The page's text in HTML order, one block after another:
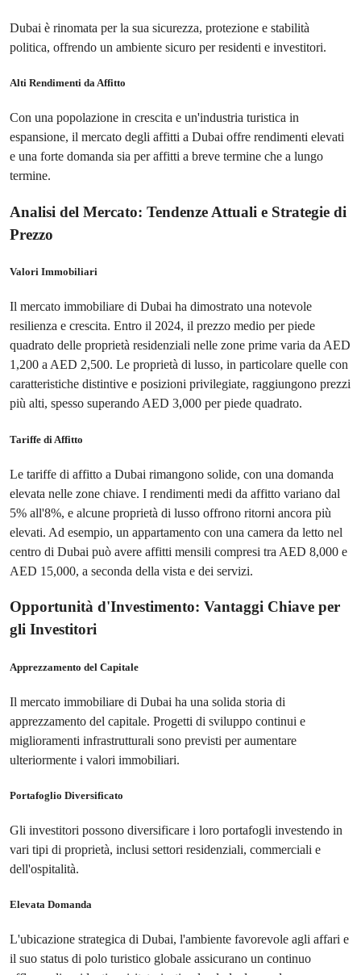
Dubai è rinomata per la sua sicurezza, protezione e stabilità
politica, offrendo un ambiente sicuro per residenti e investitori.
Alti Rendimenti da Affitto
Con una popolazione in crescita e un'industria turistica in
espansione, il mercato degli affitti a Dubai offre rendimenti elevati
e una forte domanda sia per affitti a breve termine che a lungo
termine.
Analisi del Mercato: Tendenze Attuali e Strategie di
Prezzo
Valori Immobiliari
Il mercato immobiliare di Dubai ha dimostrato una notevole
resilienza e crescita. Entro il 2024, il prezzo medio per piede
quadrato delle proprietà residenziali nelle zone prime varia da AED
1,200 a AED 2,500. Le proprietà di lusso, in particolare quelle con
caratteristiche distintive e posizioni privilegiate, raggiungono prezzi
più alti, spesso superando AED 3,000 per piede quadrato.
Tariffe di Affitto
Le tariffe di affitto a Dubai rimangono solide, con una domanda
elevata nelle zone chiave. I rendimenti medi da affitto variano dal
5% all'8%, e alcune proprietà di lusso offrono ritorni ancora più
elevati. Ad esempio, un appartamento con una camera da letto nel
centro di Dubai può avere affitti mensili compresi tra AED 8,000 e
AED 15,000, a seconda della vista e dei servizi.
Opportunità d'Investimento: Vantaggi Chiave per
gli Investitori
Apprezzamento del Capitale
Il mercato immobiliare di Dubai ha una solida storia di
apprezzamento del capitale. Progetti di sviluppo continui e
miglioramenti infrastrutturali sono previsti per aumentare
ulteriormente i valori immobiliari.
Portafoglio Diversificato
Gli investitori possono diversificare i loro portafogli investendo in
vari tipi di proprietà, inclusi settori residenziali, commerciali e
dell'ospitalità.
Elevata Domanda
L'ubicazione strategica di Dubai, l'ambiente favorevole agli affari e
il suo status di polo turistico globale assicurano un continuo